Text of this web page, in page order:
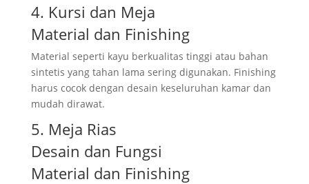
4. Kursi dan Meja
Material dan Finishing
Material seperti kayu berkualitas tinggi atau bahan
sintetis yang tahan lama sering digunakan. Finishing
harus cocok dengan desain keseluruhan kamar dan
mudah dirawat.
5. Meja Rias
Desain dan Fungsi
Material dan Finishing